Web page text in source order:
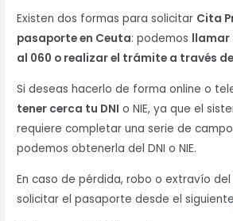
Existen dos formas para solicitar Cita
pasaporte en Ceuta: podemos llamar
al 060 o realizar el trámite a través
Si deseas hacerlo de forma online o
tener cerca tu DNI o NIE, ya que el
requiere completar una serie de
podemos obtenerla del DNI o NIE.
En caso de pérdida, robo o extravío del
solicitar el pasaporte desde el